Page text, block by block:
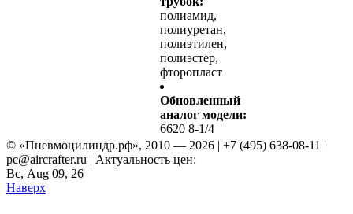
полиамид,
полиуретан,
полиэтилен,
полиэстер,
фторопласт
Обновленный
аналог модели:
6620 8-1/4
© «Пневмоцилиндр.рф», 2010 — 2026 | +7 (495) 638-08-11 |
pc@aircrafter.ru | Актуальность цен:
Вс, Aug 09, 26
Наверх